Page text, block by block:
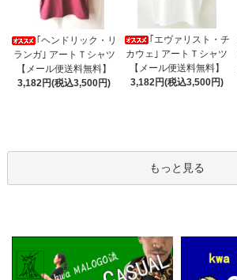
｢ヘンドリック・リ
ランガ｣ アートＴシャツ
【メール便送料無料】
3,182円(税込3,500円)
｢エヴァリスト・チ
カウェ｣ アートＴシャツ
【メール便送料無料】
3,182円(税込3,500円)
もっと見る